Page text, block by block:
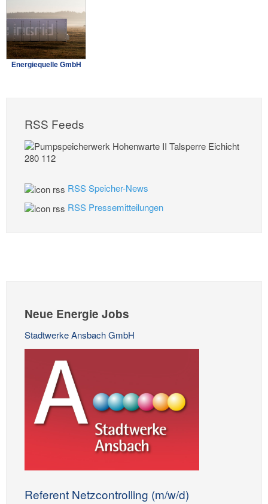
Energiequelle GmbH
RSS Feeds
RSS Speicher-News
RSS Pressemitteilungen
Neue Energie Jobs
Stadtwerke Ansbach GmbH
Referent Netzcontrolling (m/w/d)